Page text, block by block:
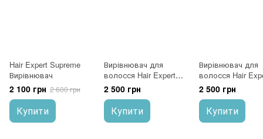
Hair Expert Supreme
Вирівнювач
2 100 грн 2 600 грн
Купити
Вирівнювач для
волосся Hair Expert
Rose Red
2 500 грн
Купити
Вирівнювач для
волосся Hair
Gold
2 500 грн
Купити